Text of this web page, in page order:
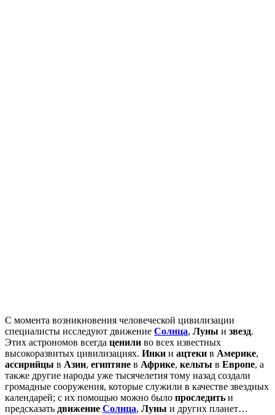
С момента возникновения человеческой цивилизации
специалисты исследуют движение Солнца, Луны и звезд.
Этих астрономов всегда ценили во всех известных
высокоразвитых цивилизациях. Инки и ацтеки в Америке,
ассирийцы в Азии, египтяне в Африке, кельты в Европе, а
также другие народы уже тысячелетия тому назад создали
громадные сооружения, которые служили в качестве звездных
календарей; с их помощью можно было проследить и
предсказать движение Солнца, Луны и других планет…